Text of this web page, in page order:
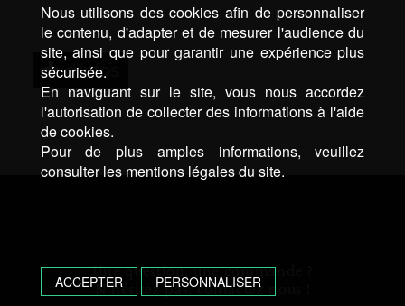
Gelos| Patisserie Pau|Sandwich Gelos|Sandwich Pau|
Traiteur Gelos |Traiteur Pau
d’infos
Une question, une commande ?
N’hésitez pas, contactez nous !
Nous utilisons des cookies afin de personnaliser
le contenu, d'adapter et de mesurer l'audience du
site, ainsi que pour garantir une expérience plus
sécurisée.
En naviguant sur le site, vous nous accordez
l'autorisation de collecter des informations à l'aide
de cookies.
Pour de plus amples informations, veuillez
consulter les mentions légales du site.
ACCEPTER PERSONNALISER